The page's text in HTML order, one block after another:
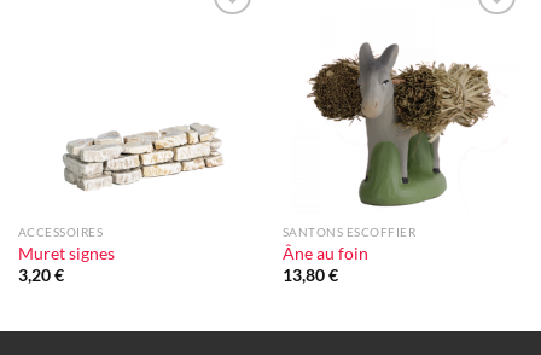
ACCESSOIRES
Muret signes
3,20€
d'envie
SANTONS ESCOFFIER
Âne au foin
13,80€